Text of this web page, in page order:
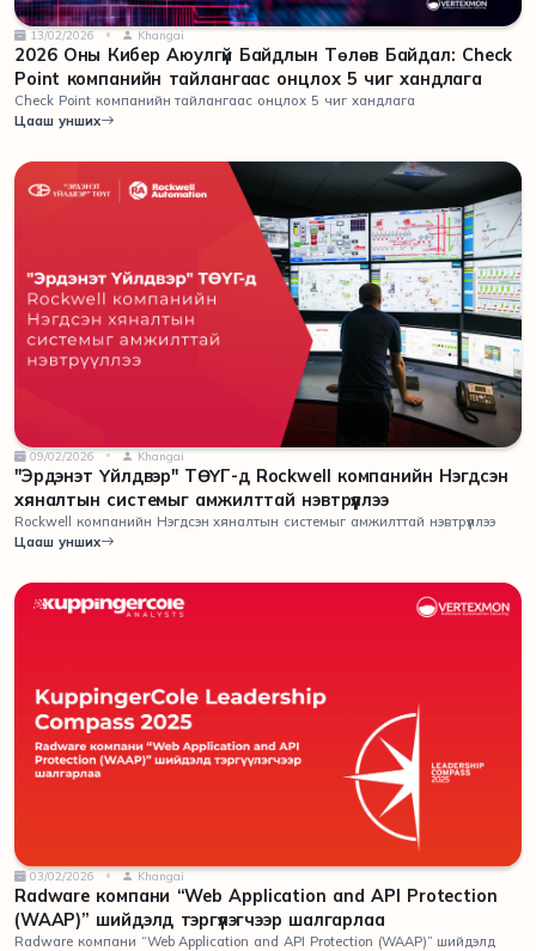
13/02/2026 Khangai
2026 Оны Кибер Аюулгүй Байдлын Төлөв Байдал: Check
Point компанийн тайлангаас онцлох 5 чиг хандлага
Check Point компанийн тайлангаас онцлох 5 чиг хандлага
Цааш унших
09/02/2026 Khangai
"Эрдэнэт Үйлдвэр" ТӨҮГ-д Rockwell компанийн Нэгдсэн
хяналтын системыг амжилттай нэвтрүүллээ
Rockwell компанийн Нэгдсэн хяналтын системыг амжилттай нэвтрүүллээ
Цааш унших
03/02/2026 Khangai
Radware компани “Web Application and API Protection
(WAAP)” шийдэлд тэргүүлэгчээр шалгарлаа
Radware компани “Web Application and API Protection (WAAP)” шийдэлд